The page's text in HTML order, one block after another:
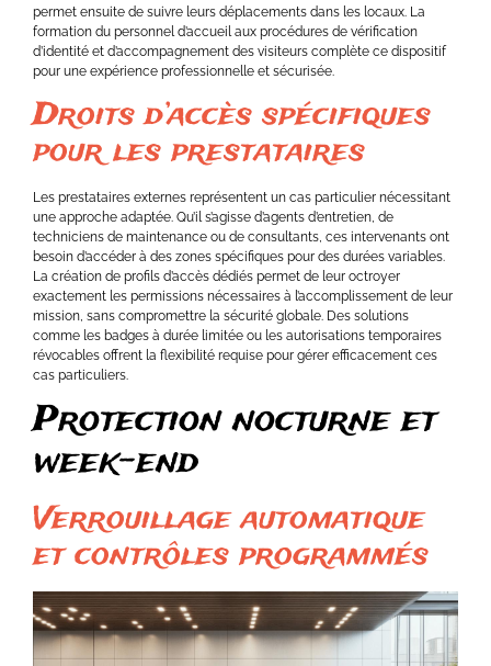
permet ensuite de suivre leurs déplacements dans les locaux. La
formation du personnel d’accueil aux procédures de vérification
d’identité et d’accompagnement des visiteurs complète ce dispositif
pour une expérience professionnelle et sécurisée.
Droits d’accès spécifiques
pour les prestataires
Les prestataires externes représentent un cas particulier nécessitant
une approche adaptée. Qu’il s’agisse d’agents d’entretien, de
techniciens de maintenance ou de consultants, ces intervenants ont
besoin d’accéder à des zones spécifiques pour des durées variables.
La création de profils d’accès dédiés permet de leur octroyer
exactement les permissions nécessaires à l’accomplissement de leur
mission, sans compromettre la sécurité globale. Des solutions
comme les badges à durée limitée ou les autorisations temporaires
révocables offrent la flexibilité requise pour gérer efficacement ces
cas particuliers.
Protection nocturne et
week-end
Verrouillage automatique
et contrôles programmés